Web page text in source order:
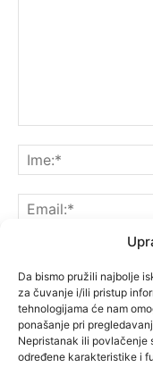
Da bismo pružili najbolje
za čuvanje i/ili pristup
tehnologijama će nam
ponašanje pri
Nepristanak ili povlačenje
određene karakteristike i
Spremite moje
pregledniku sljedeći